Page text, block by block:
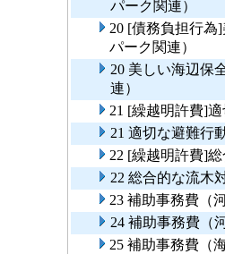
パーク関連）
20 [債務負担行為
パーク関連）
20 美しい海辺保
連）
21 [繰越明許費]
21 適切な避難行
22 [繰越明許費]
22 総合的な流木
23 補助事務費（
24 補助事務費（
25 補助事務費（